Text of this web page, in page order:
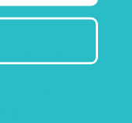
prispevajo
železo imajo